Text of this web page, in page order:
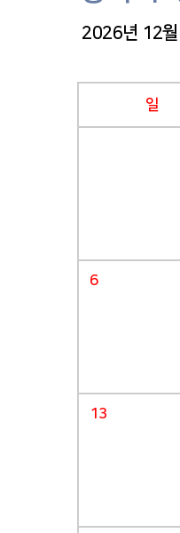
2026년 12월
일
6
13